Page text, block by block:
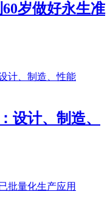
岁做好永生准
设计、制造、